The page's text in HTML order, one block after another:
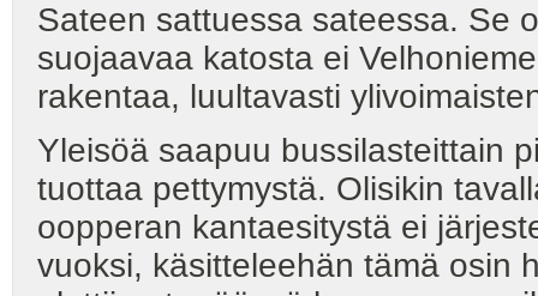
Sateen sattuessa sateessa. Se
suojaavaa katosta ei
rakentaa, luultavasti
Yleisöä saapuu bussilasteittain
tuottaa pettymystä. Olisikin
oopperan kantaesitystä ei
vuoksi, käsitteleehän tämä osin